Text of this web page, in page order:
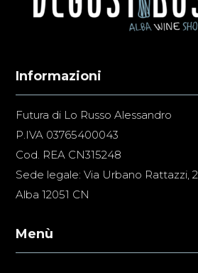
Informazioni
Futura di Lo Russo Alessandro
P.IVA 03765400043
Cod. REA CN315248
Sede legale: Via Urbano Rattazzi, 2
Alba 12051 CN
Menù